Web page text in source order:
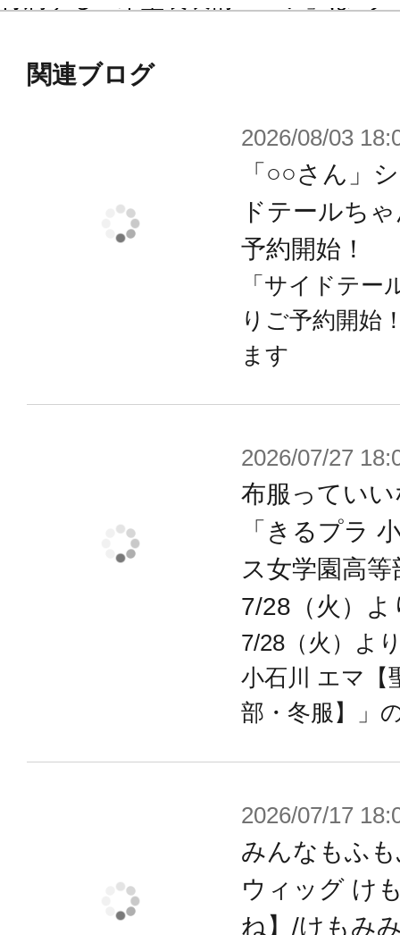
Aタイプは既存キャラクターのよう
Bタイプは「目」「鼻」「口」の造
は丸くなりギャグシーンに最適なデ
の造形となっています。
Aタイプ、Bタイプ共に一枚のラン
ーツが４つ付属しており、
合計８個の表情パーツが制作可能！
1)カスタム用未塗装表情パーツAタイ
2)カスタム用未塗装表情パーツBタイ
3)水転写式表情デカール×1
※画像は試作品です。実際の商品と
ます。また撮影用に塗装されており
※本製品はお客様ご自身で組み立て
関連ブログ
2026/08/03
「○○さん」
ドテールち
予約開始！
「サイドテー
りご予約開始
ます
2026/07/27
布服ってい
「きるプラ
ス女学園高
7/28（火）
7/28（火）よ
小石川 エマ【
部・冬服】」
2026/07/17
みんなもふ
ウィッグ け
ね】/けもみ